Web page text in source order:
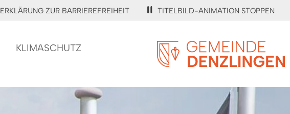
ERKLÄRUNG ZUR BARRIEREFREIHEIT TITELBILD-ANIMATION STOPPEN
KLIMASCHUTZ